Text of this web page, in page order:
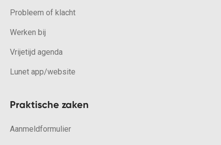
Probleem of klacht
Werken bij
Vrijetijd agenda
Lunet app/website
Praktische zaken
Aanmeldformulier